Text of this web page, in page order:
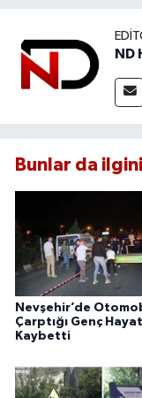
ND
Bunlar da
Nevşehir’de
Çarptığı Genç
Kaybetti